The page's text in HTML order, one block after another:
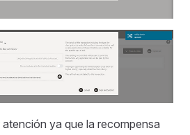
ya que la recompensa